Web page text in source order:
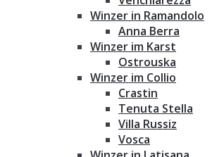
Winzer in Ramandolo
Anna Berra
Winzer im Karst
Ostrouska
Winzer im Collio
Crastin
Tenuta Stella
Villa Russiz
Vosca